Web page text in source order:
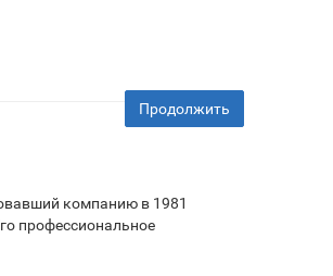
Продолжить
компанию в 1981
профессиональное